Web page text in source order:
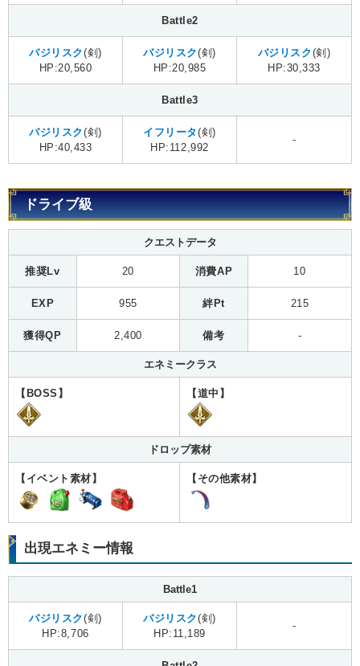
Battle2
バジリスク(剣)
HP:20,560
バジリスク(剣)
HP:20,985
バジリスク(剣)
HP:30,333
Battle3
バジリスク(剣)
HP:40,433
イフリータ(剣)
HP:112,992
-
ドライブ級
クエストデータ
推奨Lv 20 消費AP 10
EXP 955 絆Pt 215
獲得QP 2,400 備考 -
エネミークラス
【BOSS】 【道中】
ドロップ素材
【イベント素材】 【その他素材】
出現エネミー情報
Battle1
バジリスク(剣)
HP:8,706
バジリスク(剣)
HP:11,189
-